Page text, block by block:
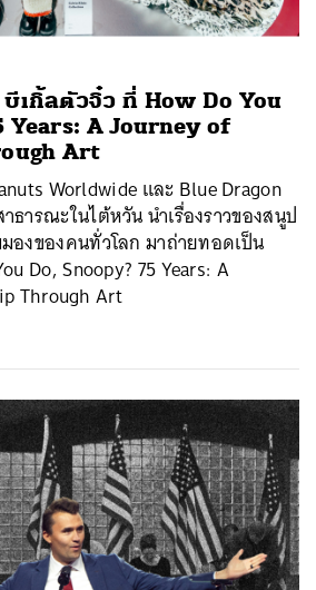
บีเกิ้ลตัวจิ๋ว ที่ How Do You
Years: A Journey of
Art
Worldwide และ Blue Dragon
ธารณะในไต้หวัน นำเรื่องราวของสนูป
งของคนทั่วโลก มาถ่ายทอดเป็น
Do, Snoopy? 75 Years: A
Through Art